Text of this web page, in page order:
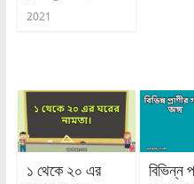
2021
১ থেকে ২০ এর
বিভিন্ন